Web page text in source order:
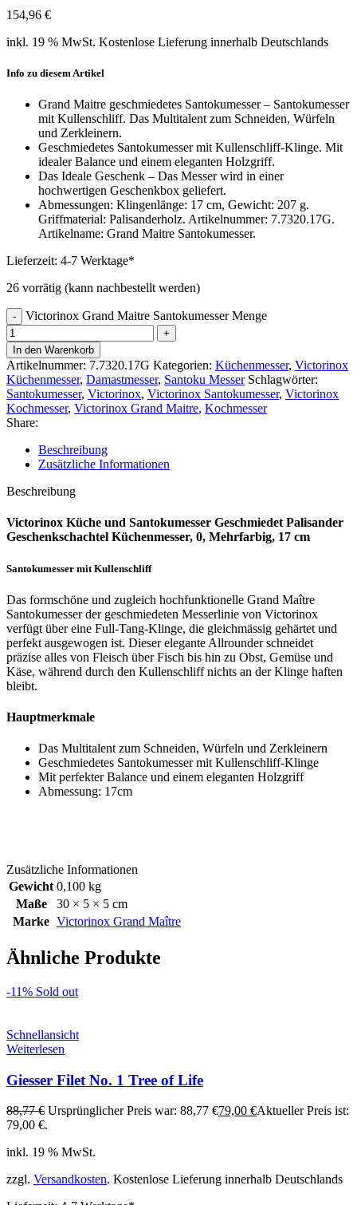
154,96 €
inkl. 19 % MwSt. Kostenlose Lieferung innerhalb Deutschlands
Info zu diesem Artikel
Grand Maitre geschmiedetes Santokumesser – Santokumesser
mit Kullenschliff. Das Multitalent zum Schneiden, Würfeln
und Zerkleinern.
Geschmiedetes Santokumesser mit Kullenschliff-Klinge. Mit
idealer Balance und einem eleganten Holzgriff.
Das Ideale Geschenk – Das Messer wird in einer
hochwertigen Geschenkbox geliefert.
Abmessungen: Klingenlänge: 17 cm, Gewicht: 207 g.
Griffmaterial: Palisanderholz. Artikelnummer: 7.7320.17G.
Artikelname: Grand Maitre Santokumesser.
Lieferzeit: 4-7 Werktage*
26 vorrätig (kann nachbestellt werden)
Victorinox Grand Maitre Santokumesser Menge
In den Warenkorb
Artikelnummer: 7.7320.17G Kategorien: Küchenmesser, Victorinox
Küchenmesser, Damastmesser, Santoku Messer Schlagwörter:
Santokumesser, Victorinox, Victorinox Santokumesser, Victorinox
Kochmesser, Victorinox Grand Maitre, Kochmesser
Share:
Beschreibung
Zusätzliche Informationen
Beschreibung
Victorinox Küche und Santokumesser Geschmiedet Palisander
Geschenkschachtel Küchenmesser, 0, Mehrfarbig, 17 cm
Santokumesser mit Kullenschliff
Das formschöne und zugleich hochfunktionelle Grand Maître
Santokumesser der geschmiedeten Messerlinie von Victorinox
verfügt über eine Full-Tang-Klinge, die gleichmässig gehärtet und
perfekt ausgewogen ist. Dieser elegante Allrounder schneidet
präzise alles von Fleisch über Fisch bis hin zu Obst, Gemüse und
Käse, während durch den Kullenschliff nichts an der Klinge haften
bleibt.
Hauptmerkmale
Das Multitalent zum Schneiden, Würfeln und Zerkleinern
Geschmiedetes Santokumesser mit Kullenschliff-Klinge
Mit perfekter Balance und einem eleganten Holzgriff
Abmessung: 17cm
Zusätzliche Informationen
Gewicht 0,100 kg
Maße
30 × 5 × 5 cm
Marke Victorinox Grand Maître
Ähnliche Produkte
-11% Sold out
Schnellansicht
Weiterlesen
Giesser Filet No. 1 Tree of Life
88,77€ Ursprünglicher Preis war: 88,77 €79,00 €Aktueller Preis ist:
79,00 €.
inkl. 19 % MwSt.
zzgl. Versandkosten. Kostenlose Lieferung innerhalb Deutschlands